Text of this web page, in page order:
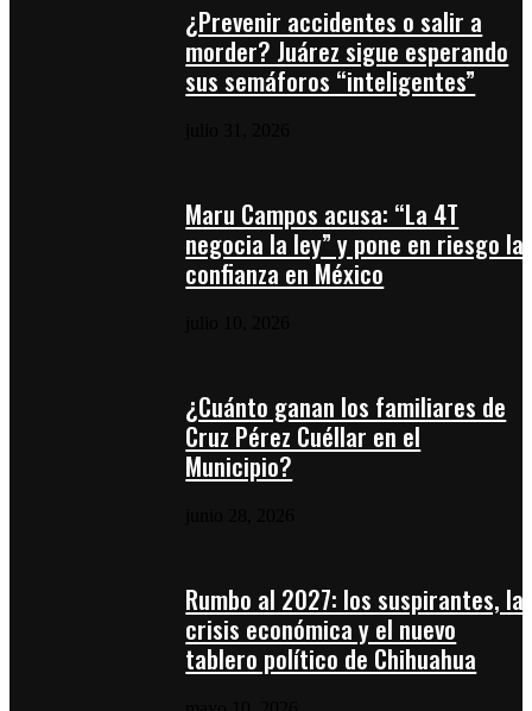
¿Prevenir accidentes o salir a
morder? Juárez sigue esperando
sus semáforos “inteligentes”
Maru Campos acusa: “La 4T
negocia la ley” y pone en riesgo la
confianza en México
¿Cuánto ganan los familiares de
Cruz Pérez Cuéllar en el
Municipio?
Rumbo al 2027: los suspirantes, la
crisis económica y el nuevo
tablero político de Chihuahua